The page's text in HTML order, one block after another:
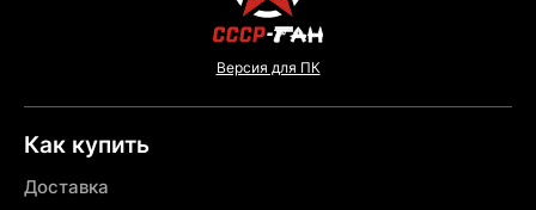
Версия для ПК
Как купить
Доставка